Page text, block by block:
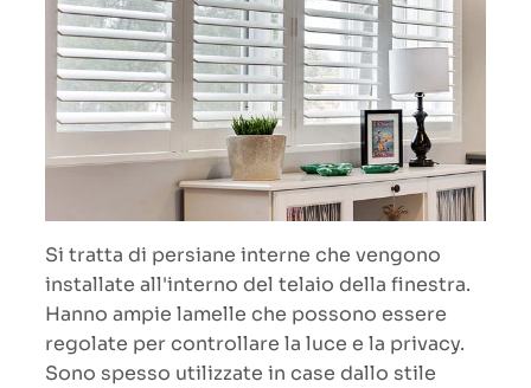
Si tratta di persiane interne che vengono
installate all'interno del telaio della finestra.
Hanno ampie lamelle che possono essere
regolate per controllare la luce e la privacy.
Sono spesso utilizzate in case dallo stile